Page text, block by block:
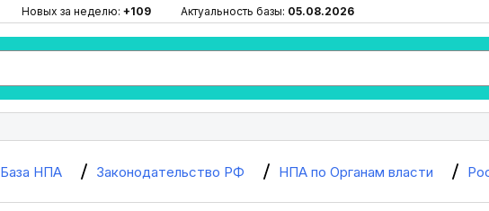
Новых за неделю: +109 Актуальность базы: 05.08.2026
База НПА Законодательство РФ НПА по Органам власти